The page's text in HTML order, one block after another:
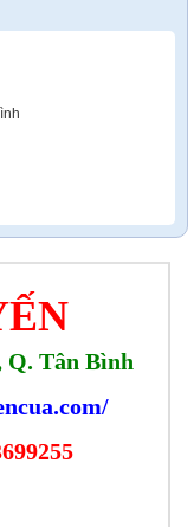
Q. Tân Bình